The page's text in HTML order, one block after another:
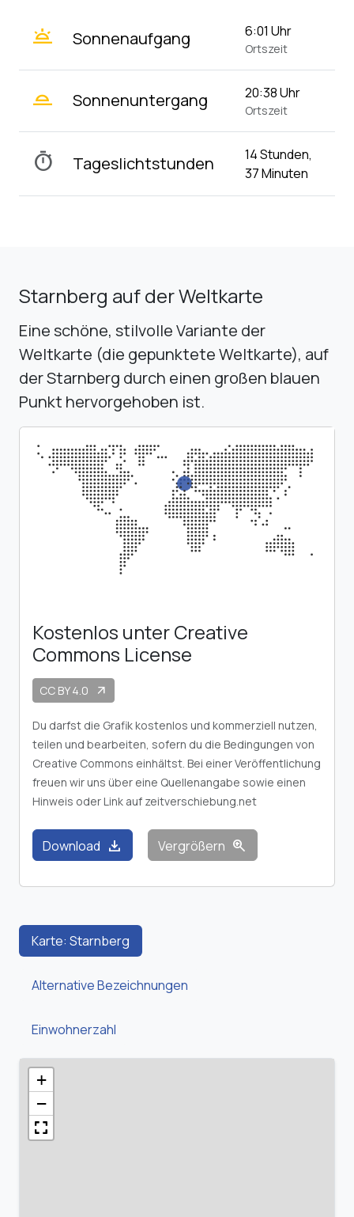
wb_twilight Sonnenaufgang 6:01 Uhr
Ortszeit
wb_twilight_2 Sonnenuntergang 20:38 Uhr
Ortszeit
timer Tageslichtstunden
14 Stunden,
37 Minuten
Starnberg auf der Weltkarte
Eine schöne, stilvolle Variante der
Weltkarte (die gepunktete Weltkarte), auf
der Starnberg durch einen großen blauen
Punkt hervorgehoben ist.
Kostenlos unter Creative
Commons License
CC BY 4.0 arrow_outward
Du darfst die Grafik kostenlos und kommerziell nutzen,
teilen und bearbeiten, sofern du die Bedingungen von
Creative Commons einhältst. Bei einer Veröffentlichung
freuen wir uns über eine Quellenangabe sowie einen
Hinweis oder Link auf zeitverschiebung.net
Download download Vergrößern zoom_in
Karte: Starnberg
Alternative Bezeichnungen
Einwohnerzahl
+
−